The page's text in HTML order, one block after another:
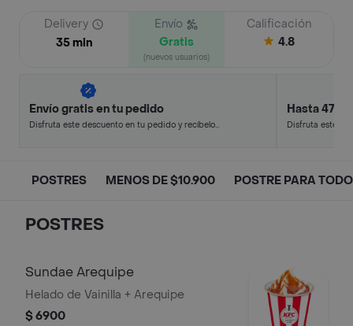
Delivery
35 min
Envío
Gratis
(nuevos usuarios)
Calificación
4.8
Envío gratis en tu pedido
Disfruta este descuento en tu pedido y recíbelo
Hasta 47%
Disfruta este
POSTRES MENOS DE $10.900 POSTRE PARA
POSTRES
Sundae Arequipe
Helado de Vainilla + Arequipe
$ 6900